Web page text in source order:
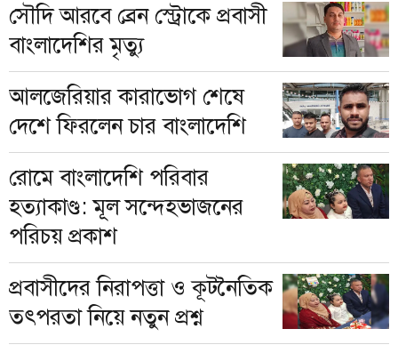
সৌদি আরবে ব্রেন স্ট্রোকে প্রবাসী
বাংলাদেশির মৃত্যু
আলজেরিয়ার কারাভোগ শেষে
দেশে ফিরলেন চার বাংলাদেশি
রোমে বাংলাদেশি পরিবার
হত্যাকাণ্ড: মূল সন্দেহভাজনের
পরিচয় প্রকাশ
প্রবাসীদের নিরাপত্তা ও কূটনৈতিক
তৎপরতা নিয়ে নতুন প্রশ্ন